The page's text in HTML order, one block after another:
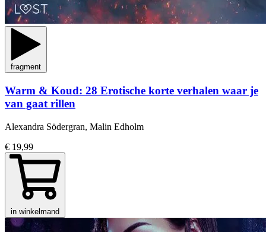
fragment
Warm & Koud: 28 Erotische korte verhalen waar je
van gaat rillen
Alexandra Södergran, Malin Edholm
€ 19,99
in winkelmand